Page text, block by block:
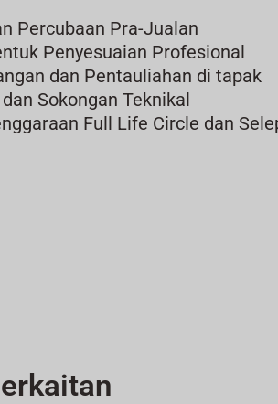
Percubaan Pra-Jualan
Penyesuaian Profesional
dan Pentauliahan di tapak
Sokongan Teknikal
Full Life Circle dan